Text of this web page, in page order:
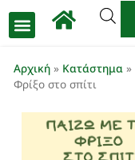
Αρχική » Κατάστημα »
Φρίξο στο σπίτι